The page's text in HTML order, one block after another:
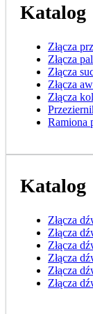
Katalog
Złącza
Złącza
Złącza
Złącza
Złącza
Ramiona
Katalog
Złącza
Złącza
Złącza
Złącza
Złącza
Złącza